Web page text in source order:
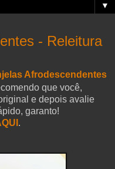
▼
- Releitura
Afrodescendentes
que você,
e depois avalie
garanto!
.